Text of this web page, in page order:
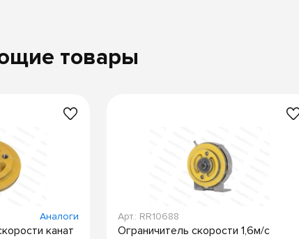
товары
Аналоги
канат
Арт.: RR10688
Ограничитель скорости 1,6м/с